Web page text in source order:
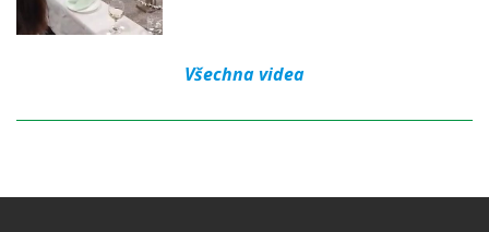
Všechna videa